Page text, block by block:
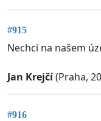
#915
Nechci na našem
Jan Krejčí(Praha,
#916